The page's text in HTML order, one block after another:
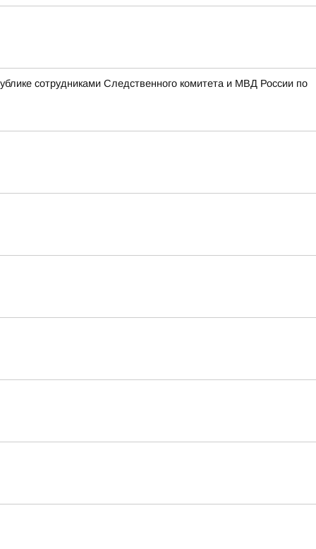
сотрудниками Следственного комитета и МВД России по